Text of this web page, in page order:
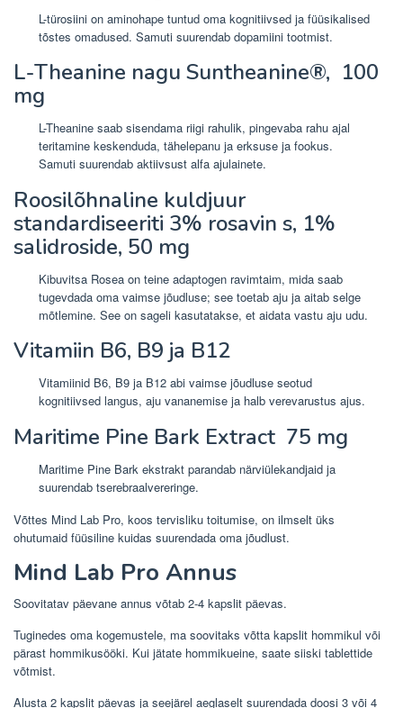
L-türosiini on aminohape tuntud oma kognitiivsed ja füüsikalised
tõstes omadused. Samuti suurendab dopamiini tootmist.
L-Theanine nagu Suntheanine®, 100
mg
L-Theanine saab sisendama riigi rahulik, pingevaba rahu ajal
teritamine keskenduda, tähelepanu ja erksuse ja fookus.
Samuti suurendab aktiivsust alfa ajulainete.
Roosilõhnaline kuldjuur
standardiseeriti 3% rosavin s, 1%
salidroside, 50 mg
Kibuvitsa Rosea on teine ​​adaptogen ravimtaim, mida saab
tugevdada oma vaimse jõudluse; see toetab aju ja aitab selge
mõtlemine. See on sageli kasutatakse, et aidata vastu aju udu.
Vitamiin B6, B9 ja B12
Vitamiinid B6, B9 ja B12 abi vaimse jõudluse seotud
kognitiivsed langus, aju vananemise ja halb verevarustus ajus.
Maritime Pine Bark Extract 75 mg
Maritime Pine Bark ekstrakt parandab närviülekandjaid ja
suurendab tserebraalvereringe.
Võttes Mind Lab Pro, koos tervisliku toitumise, on ilmselt üks
ohutumaid füüsiline kuidas suurendada oma jõudlust.
Mind Lab Pro Annus
Soovitatav päevane annus võtab 2-4 kapslit päevas.
Tuginedes oma kogemustele, ma soovitaks võtta kapslit hommikul või
pärast hommikusööki. Kui jätate hommikueine, saate siiski tablettide
võtmist.
Alusta 2 kapslit päevas ja seejärel aeglaselt suurendada doosi 3 või 4